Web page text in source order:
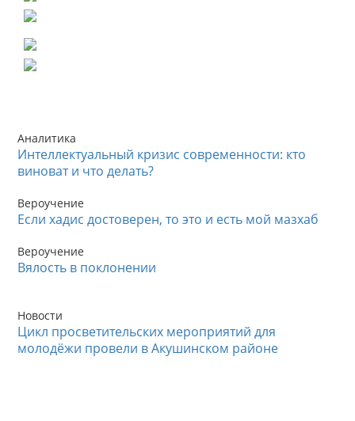
Аналитика
Интеллектуальный кризис современности: кто
виноват и что делать?
Вероучение
Если хадис достоверен, то это и есть мой мазхаб
Вероучение
Вялость в поклонении
Новости
Цикл просветительских мероприятий для
молодёжи провели в Акушинском районе